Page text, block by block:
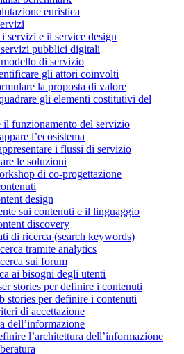
euristica
servizi e il service design
servizi pubblici digitali
di servizio
gli attori coinvolti
la proposta di valore
gli elementi costitutivi del
il funzionamento del servizio
l’ecosistema
i flussi di servizio
le soluzioni
di co-progettazione
design
sui contenuti e il linguaggio
discovery
di ricerca (search keywords)
tramite analytics
sui forum
ai bisogni degli utenti
stories per definire i contenuti
stories per definire i contenuti
di accettazione
dell’informazione
l’architettura dell’informazione